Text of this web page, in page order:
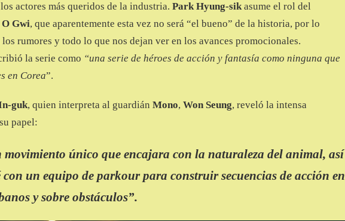
actores más queridos de la industria. Park Hyung-sikasume el rol del
O Gwi, que aparentemente esta vez no será “el bueno” de la historia, por lo
rumores y todo lo que nos dejan ver en los avances promocionales.
la serie como “una serie de héroes de acción y fantasía como ninguna que
en Corea”.
guk, quien interpreta al guardián Mono, Won Seung, reveló la intensa
papel:
movimiento único que encajara con la naturaleza del animal, así
un equipo de parkour para construir secuencias de acción en
y sobre obstáculos”.